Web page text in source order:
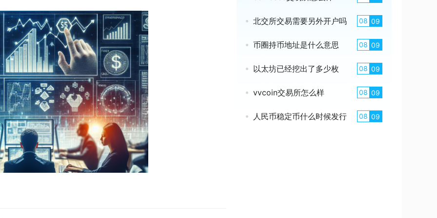
北交所交易需要另外开户吗 08 09
币圈持币地址是什么意思 08 09
以太坊已经挖出了多少枚 08 09
vvcoin交易所怎么样 08 09
人民币稳定币什么时候发行 08 09